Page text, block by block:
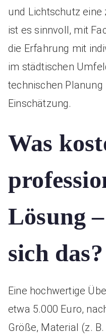
und Lichtschutz eine
ist es sinnvoll, mit
die Erfahrung mit
im städtischen
technischen
Einschätzung.
Was
Lösung
sich das?
Eine hochwertige
etwa 5.000 Euro,
Größe, Material (z.